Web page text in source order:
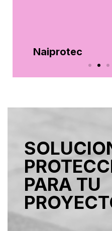
cada
cada
Naiprotec
PARA TU